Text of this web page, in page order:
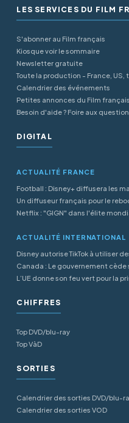
LES SERVICES DU FILM
S'abonner au Film français
Kiosque voir le sommaire
Newsletter gratuite
Toute la production - France, US,
Calendrier des événements
Petites annonces du Film français
Besoin d'aide ? Foire aux
DIGITAL
ACTUALITÉ FRANCE
Football : Disney+ diffusera les
Un diffuseur français pour le
Netflix : "GIGN" dans l'élite
ACTUALITÉ INTERNATIONAL
Disney autorise TikTok à utiliser
Canada : Le gouvernement cède
L’UE donne son feu vert pour la
CHIFFRES
Top DVD/blu-ray
Top VàD
SORTIES
Calendrier des sorties DVD/blu-
Calendrier des sorties VOD